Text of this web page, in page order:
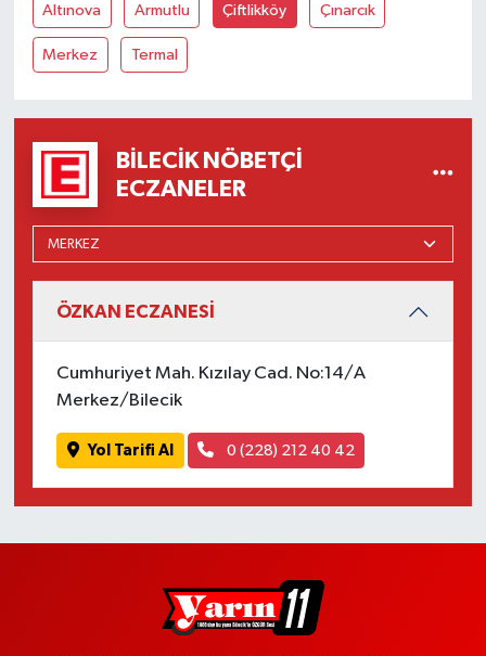
Altınova Armutlu Çiftlikköy Çınarcık
Merkez Termal
BILECIK NÖBETÇI
ECZANELER
ÖZKAN ECZANESİ
Cumhuriyet Mah. Kızılay Cad. No:14/A
Merkez/Bilecik
Yol Tarifi Al 0 (228) 212 40 42